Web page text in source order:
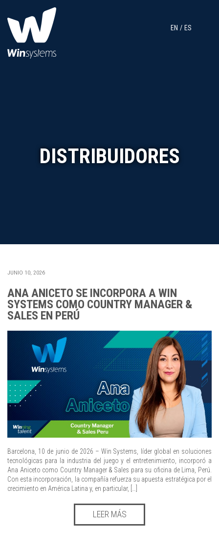
EN ES
DISTRIBUIDORES
JUNIO 10, 2026
ANA ANICETO SE INCORPORA A WIN
SYSTEMS COMO COUNTRY MANAGER &
SALES EN PERÚ
Barcelona, 10 de junio de 2026 – Win Systems, líder global en soluciones
tecnológicas para la industria del juego y el entretenimiento, incorporó a
Ana Aniceto como Country Manager & Sales para su oficina de Lima, Perú.
Con esta incorporación, la compañía refuerza su apuesta estratégica por el
crecimiento en América Latina y, en particular, […]
LEER MÁS